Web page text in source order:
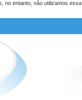
no entanto, não utilizamos